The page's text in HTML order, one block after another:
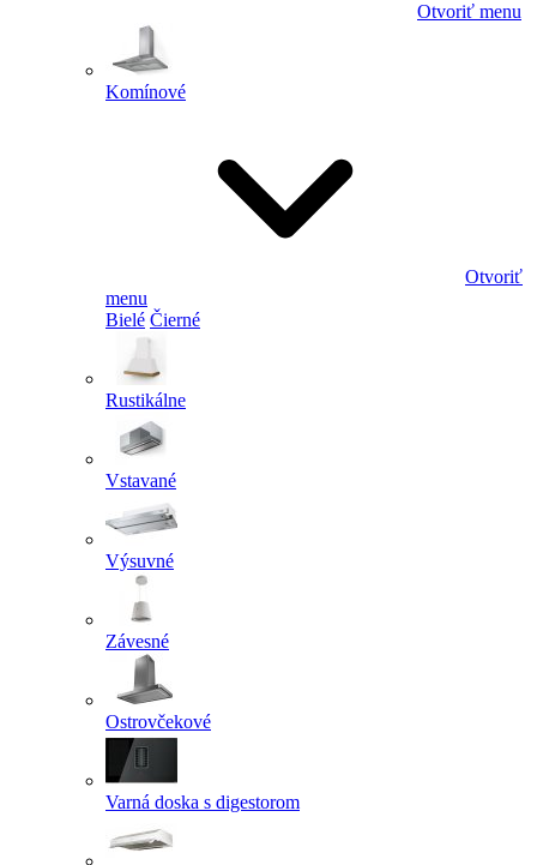
Otvoriť menu
Komínové
Otvoriť
menu
Bielé Čierné
Rustikálne
Vstavané
Výsuvné
Závesné
Ostrovčekové
Varná doska s digestorom